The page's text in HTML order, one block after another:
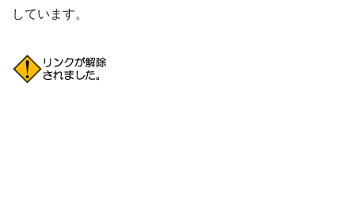
しています。